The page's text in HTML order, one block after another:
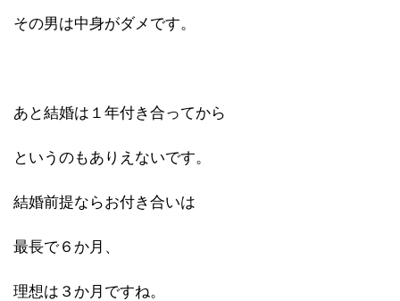
その男は中身がダメです。
あと結婚は１年付き合ってから
というのもありえないです。
結婚前提ならお付き合いは
最長で６か月、
理想は３か月ですね。